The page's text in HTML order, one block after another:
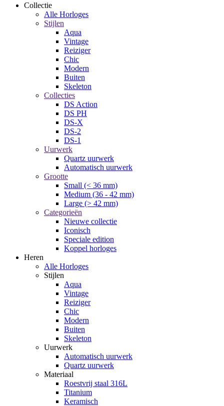
Collectie
Alle Horloges
Stijlen
Aqua
Vintage
Reiziger
Chic
Modern
Buiten
Skeleton
Collecties
DS Action
DS PH
DS-X
DS-2
DS-1
Uurwerk
Quartz uurwerk
Automatisch uurwerk
Grootte
Small (< 36 mm)
Medium (36 - 42 mm)
Large (> 42 mm)
Categorieën
Nieuwe collectie
Iconisch
Speciale edition
Koppel horloges
Heren
Alle Horloges
Stijlen
Aqua
Vintage
Reiziger
Chic
Modern
Buiten
Skeleton
Uurwerk
Automatisch uurwerk
Quartz uurwerk
Materiaal
Roestvrij staal 316L
Titanium
Keramisch